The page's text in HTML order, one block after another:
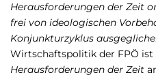
Herausforderungen der Zeit
frei von ideologischen
Konjunkturzyklus
Wirtschaftspolitik der FPÖ
Herausforderungen der Zeit